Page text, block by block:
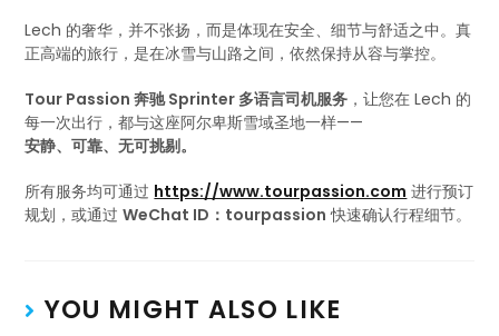
Lech 的奢华，并不张扬，而是体现在安全、细节与舒适之中。真
正高端的旅行，是在冰雪与山路之间，依然保持从容与掌控。
Tour Passion 奔驰 Sprinter 多语言司机服务 ，让您在 Lech 的
每一次出行，都与这座阿尔卑斯雪域圣地一样——
安静、可靠、无可挑剔。
所有服务均可通过 https://www.tourpassion.com 进行预订
规划，或通过WeChat ID：tourpassion 快速确认行程细节。
YOU MIGHT ALSO LIKE